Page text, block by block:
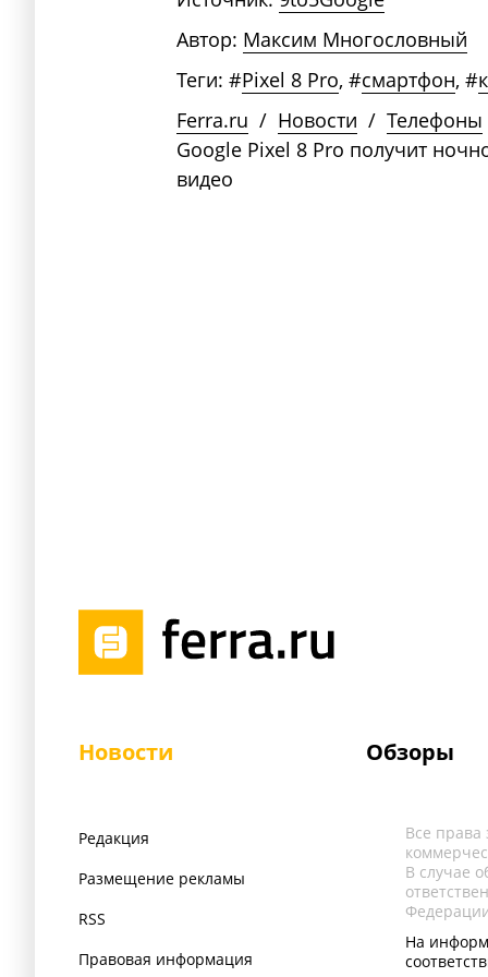
Автор: Максим Многословный
Теги: #Pixel 8 Pro, #смартфон, #
Ferra.ru / Новости / Телефоны
Google Pixel 8 Pro получит
видео
Новости Обзоры
Редакция
Размещение рекламы
RSS
Правовая информация
Все
В случае
На